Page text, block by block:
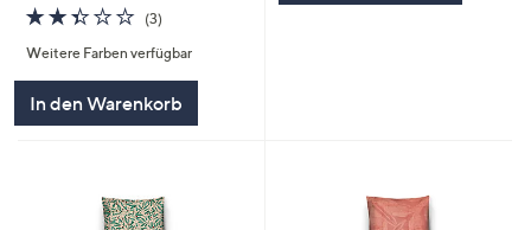
2.3
von
5
(3)
Weitere Farben verfügbar
In den Warenkorb